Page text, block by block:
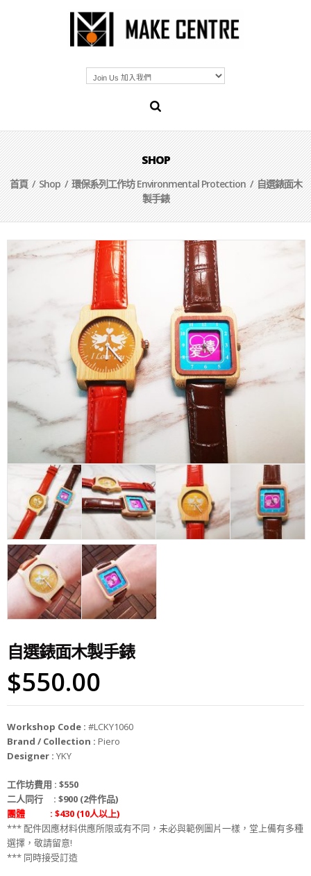
SHOP
首頁/Shop/環保系列工作坊 Environmental Protection/ 自選錶面木
製手錶
自選錶面木製手錶
$550.00
Workshop Code : #LCKY1060
Brand / Collection : Piero
Designer : YKY
工作坊費用 : $550
二人同行 : $900 (2件作品)
團體 : $430 (10人以上)
*** 配件因應材料供應所限或有不同，未必與範例圖片一樣，堂上備有多種
選擇，敬請留意!
*** 同時接受訂造